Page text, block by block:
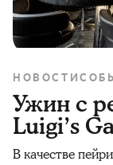
НОВОСТИ
Ужин с
Luigi’s
В качестве